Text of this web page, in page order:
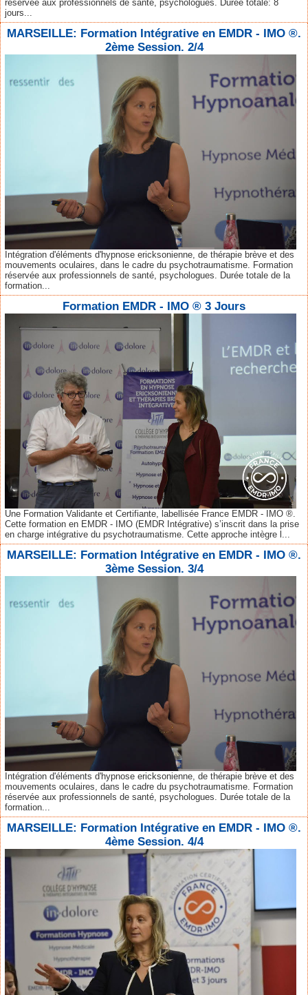
réservée aux professionnels de santé, psychologues. Durée totale: 8
jours...
MARSEILLE: Formation Intégrative en EMDR - IMO ®.
2ème Session. 2/4
Intégration d'éléments d'hypnose ericksonienne, de thérapie brève et des
mouvements oculaires, dans le cadre du psychotraumatisme. Formation
réservée aux professionnels de santé, psychologues. Durée totale de la
formation...
Formation EMDR - IMO ® 3 Jours
Une Formation Validante et Certifiante, labellisée France EMDR - IMO ®.
Cette formation en EMDR - IMO (EMDR Intégrative) s’inscrit dans la prise
en charge intégrative du psychotraumatisme. Cette approche intègre l...
MARSEILLE: Formation Intégrative en EMDR - IMO ®.
3ème Session. 3/4
Intégration d'éléments d'hypnose ericksonienne, de thérapie brève et des
mouvements oculaires, dans le cadre du psychotraumatisme. Formation
réservée aux professionnels de santé, psychologues. Durée totale de la
formation...
MARSEILLE: Formation Intégrative en EMDR - IMO ®.
4ème Session. 4/4